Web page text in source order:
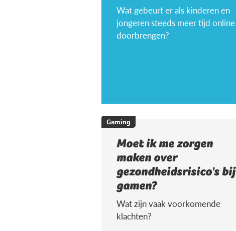
Wat gebeurt er als kinderen en
jongeren steeds meer tijd online
doorbrengen?
Gaming
Moet ik me zorgen
maken over
gezondheidsrisico's bij
gamen?
Wat zijn vaak voorkomende
klachten?